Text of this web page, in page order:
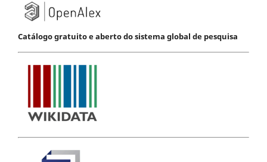
Catálogo gratuito e aberto do sistema global de pesquisa